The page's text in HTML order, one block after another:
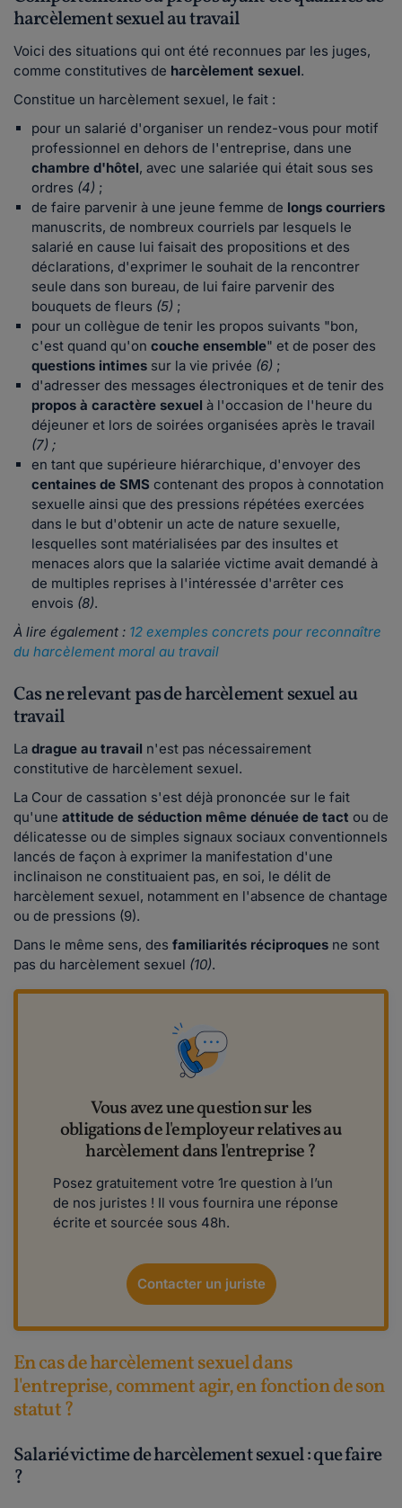
harcèlement sexuel au travail
Voici des situations qui ont été reconnues par les juges,
comme constitutives de harcèlement sexuel.
Constitue un harcèlement sexuel, le fait :
pour un salarié d'organiser un rendez-vous pour motif
professionnel en dehors de l'entreprise, dans une
chambre d'hôtel, avec une salariée qui était sous ses
ordres (4) ;
de faire parvenir à une jeune femme de longs courriers
manuscrits, de nombreux courriels par lesquels le
salarié en cause lui faisait des propositions et des
déclarations, d'exprimer le souhait de la rencontrer
seule dans son bureau, de lui faire parvenir des
bouquets de fleurs (5) ;
pour un collègue de tenir les propos suivants "bon,
c'est quand qu'on couche ensemble" et de poser des
questions intimes sur la vie privée (6) ;
d'adresser des messages électroniques et de tenir des
propos à caractère sexuel à l'occasion de l'heure du
déjeuner et lors de soirées organisées après le travail
(7) ;
en tant que supérieure hiérarchique, d'envoyer des
centaines de SMS contenant des propos à connotation
sexuelle ainsi que des pressions répétées exercées
dans le but d'obtenir un acte de nature sexuelle,
lesquelles sont matérialisées par des insultes et
menaces alors que la salariée victime avait demandé à
de multiples reprises à l'intéressée d'arrêter ces
envois (8).
À lire également : 12 exemples concrets pour reconnaître
du harcèlement moral au travail
Cas ne relevant pas de harcèlement sexuel au
travail
La drague au travail n'est pas nécessairement
constitutive de harcèlement sexuel.
La Cour de cassation s'est déjà prononcée sur le fait
qu'une attitude de séduction même dénuée de tact ou de
délicatesse ou de simples signaux sociaux conventionnels
lancés de façon à exprimer la manifestation d'une
inclinaison ne constituaient pas, en soi, le délit de
harcèlement sexuel, notamment en l'absence de chantage
ou de pressions (9).
Dans le même sens, des familiarités réciproques ne sont
pas du harcèlement sexuel (10).
Vous avez une question sur les
obligations de l'employeur relatives au
harcèlement dans l'entreprise ?
Posez gratuitement votre 1re ​​​question à l’un
de nos juristes ! Il vous fournira une réponse
écrite et sourcée sous 48h.
Contacter un juriste
En cas de harcèlement sexuel dans
l'entreprise, comment agir, en fonction de son
statut ?
Salarié victime de harcèlement sexuel : que faire
?